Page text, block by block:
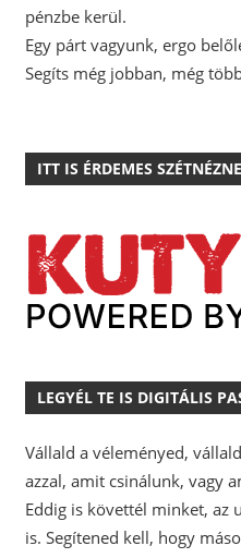
pénzbe kerül.
Egy párt vagyunk, ergo
Segíts még jobban, még
ITT IS ÉRDEMES
LEGYÉL TE IS DIGITÁLIS
Vállald a véleményed,
azzal, amit csinálunk, vagy
Eddig is követtél minket, az
is. Segítened kell, hogy